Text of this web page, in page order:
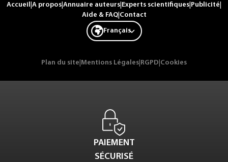
Accueil A propos Annuaire auteurs Experts scientifiques Publicité
Aide & FAQ| Contact
Français
Plan du site Mentions Légales RGPD Cookies
PAIEMENT
SÉCURISÉ